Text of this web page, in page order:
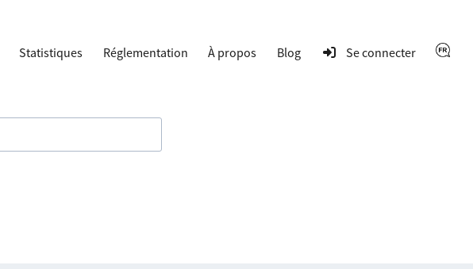
Statistiques Réglementation À propos Blog Se connecter